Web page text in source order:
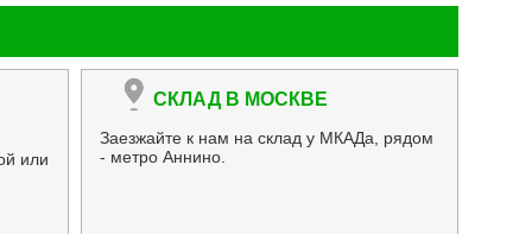
или
СКЛАД В МОСКВЕ
Заезжайте к нам на склад у МКАДа, рядом
- метро Аннино.